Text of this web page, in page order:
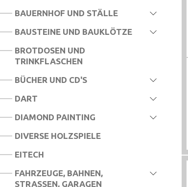
BAUERNHOF UND STÄLLE
BAUSTEINE UND BAUKLÖTZE
BROTDOSEN UND
TRINKFLASCHEN
BÜCHER UND CD'S
DART
DIAMOND PAINTING
DIVERSE HOLZSPIELE
EITECH
FAHRZEUGE, BAHNEN,
STRASSEN, GARAGEN